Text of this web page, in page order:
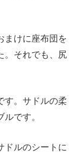
まけに座布団を
。それでも、尻
す。サドルの柔
です。
ドルのシートに